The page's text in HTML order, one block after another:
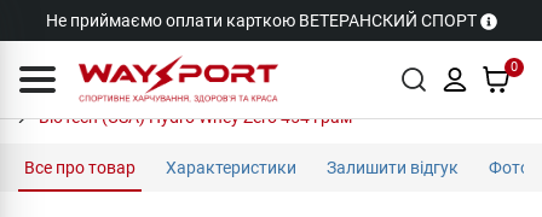
Не приймаємо оплати карткою ВЕТЕРАНСКИЙ СПОРТ
0
BioTech (USA) Hydro Whey Zero 454 грам
Все про товар Характеристики Залишити відгук Фото